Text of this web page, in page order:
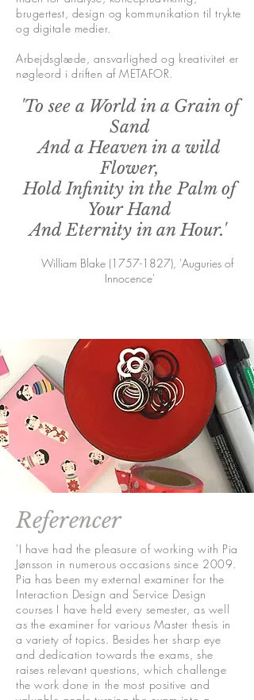
brugertest, design og kommunikation til trykte
og digitale medier.
Arbejdsglæde, ansvarlighed og kreativitet er
nøgleord i driften af METAFOR.
'To see a World in a Grain of
Sand
And a Heaven in a wild
Flower,
Hold Infinity in the Palm of
Your Hand
And Eternity in an Hour.'
William Blake (1757-1827), 'Auguries of
Innocence'
Referencer
'I have had the pleasure of working with Pia
Jønsson in numerous occasions since 2009.
Pia has been my external examiner for the
Interaction Design and Service Design
courses I have held every semester, as well
as the examiner for various Master thesis in
a variety of topics. Besides her sharp eye
and dedication towards the exams, she
raises relevant questions, which challenge
the work done in the most positive and